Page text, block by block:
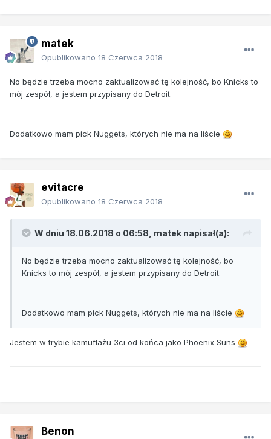
matek
Opublikowano 18 Czerwca 2018
No będzie trzeba mocno zaktualizować tę kolejność, bo Knicks to
mój zespół, a jestem przypisany do Detroit.
Dodatkowo mam pick Nuggets, których nie ma na liście
evitacre
Opublikowano 18 Czerwca 2018
W dniu 18.06.2018 o 06:58, matek napisał(a):
No będzie trzeba mocno zaktualizować tę kolejność, bo
Knicks to mój zespół, a jestem przypisany do Detroit.
Dodatkowo mam pick Nuggets, których nie ma na liście
Jestem w trybie kamuflażu 3ci od końca jako Phoenix Suns
Benon